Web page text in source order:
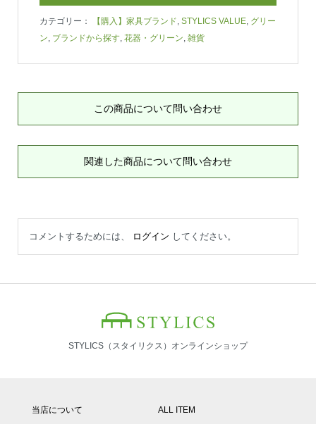
カテゴリー： 【購入】家具ブランド, STYLICS VALUE, グリー
ン, ブランドから探す, 花器・グリーン, 雑貨
この商品について問い合わせ
関連した商品について問い合わせ
コメントするためには、 ログイン してください。
STYLICS（スタイリクス）オンラインショップ
当店について
ALL ITEM